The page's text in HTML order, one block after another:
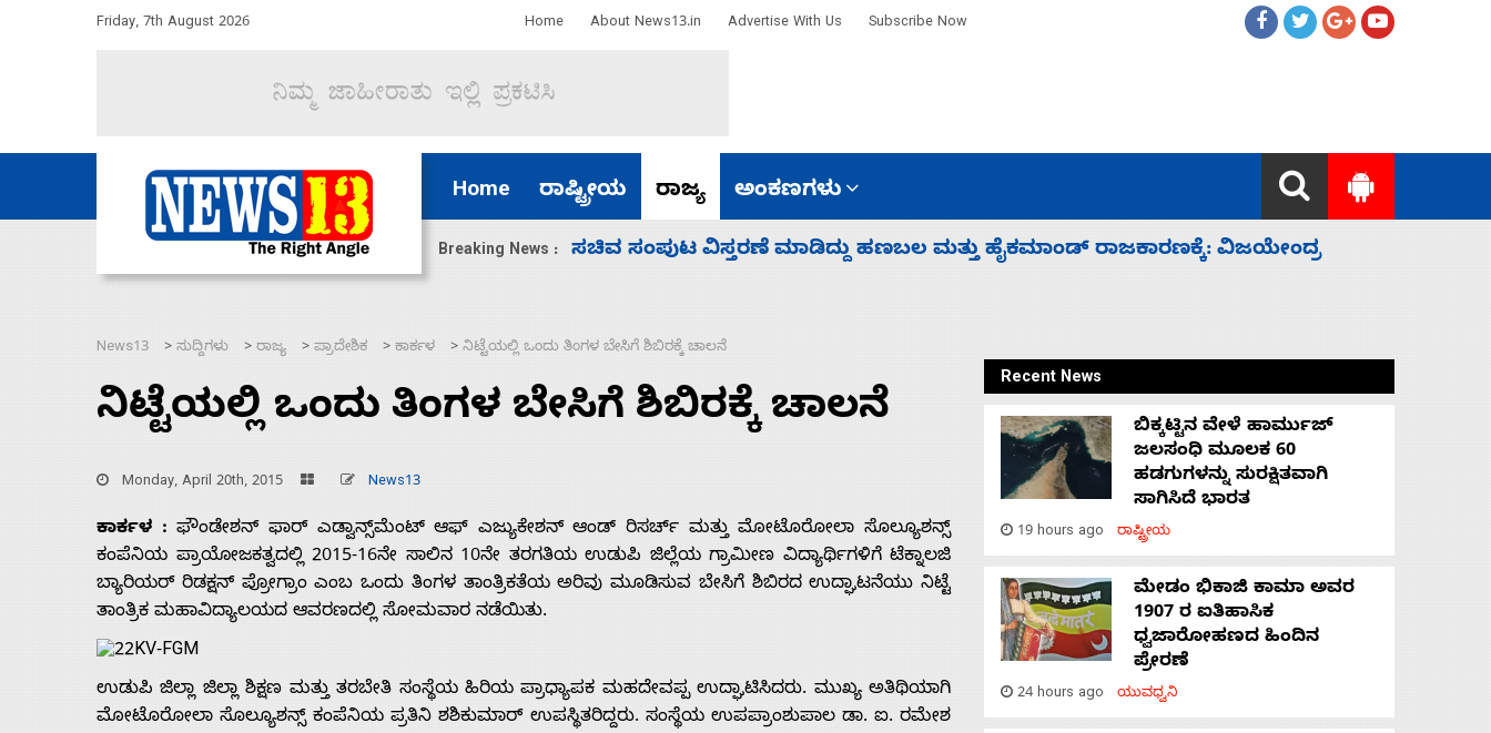
Friday, 7th August 2026 Home About News13.in Advertise With Us Subscribe Now
Home ರಾಷ್ಟ್ರೀಯ ರಾಜ್ಯ ಅಂಕಣಗಳು
Breaking News :
ಹಣಬಲ ಮತ್ತು ಹೈಕಮಾಂಡ್ ರಾಜಕಾರಣಕ್ಕೆ: ವಿಜಯೇಂದ್ರ ‘ಕಳೆದ 3-4 ವರ್ಷಗಳಲ್ಲಿ 40 ಲಷ್ಕರ್ ಸದಸ್ಯರನ್ನು ಸದ್ದಿಲ್ಲದೆ ಮುಗಿಸಿದೆ ಭಾರತ
News13 > ಸುದ್ದಿಗಳು > ರಾಜ್ಯ > ಪ್ರಾದೇಶಿಕ > ಕಾರ್ಕಳ > ನಿಟ್ಟೆಯಲ್ಲಿ ಒಂದು ತಿಂಗಳ ಬೇಸಿಗೆ ಶಿಬಿರಕ್ಕೆ ಚಾಲನೆ
ನಿಟ್ಟೆಯಲ್ಲಿ ಒಂದು ತಿಂಗಳ ಬೇಸಿಗೆ ಶಿಬಿರಕ್ಕೆ ಚಾಲನೆ
Monday, April 20th, 2015 News13
ಕಾರ್ಕಳ : ಫೌಂಡೇಶನ್ ಫಾರ್ ಎಡ್ವಾನ್ಸ್‌ಮೆಂಟ್ ಆಫ್ ಎಜ್ಯುಕೇಶನ್ ಆಂಡ್ ರಿಸರ್ಚ್ ಮತ್ತು ಮೋಟೊರೋಲಾ ಸೊಲ್ಯೂಶನ್ಸ್
ಕಂಪೆನಿಯ ಪ್ರಾಯೋಜಕತ್ವದಲ್ಲಿ 2015-16ನೇ ಸಾಲಿನ 10ನೇ ತರಗತಿಯ ಉಡುಪಿ ಜಿಲ್ಲೆಯ ಗ್ರಾಮೀಣ ವಿದ್ಯಾರ್ಥಿಗಳಿಗೆ ಟೆಕ್ನಾಲಜಿ
ಬ್ಯಾರಿಯರ್ ರಿಡಕ್ಷನ್ ಪ್ರೋಗ್ರಾಂ ಎಂಬ ಒಂದು ತಿಂಗಳ ತಾಂತ್ರಿಕತೆಯ ಅರಿವು ಮೂಡಿಸುವ ಬೇಸಿಗೆ ಶಿಬಿರದ ಉದ್ಘಾಟನೆಯು ನಿಟ್ಟೆ
ತಾಂತ್ರಿಕ ಮಹಾವಿದ್ಯಾಲಯದ ಆವರಣದಲ್ಲಿ ಸೋಮವಾರ ನಡೆಯಿತು.
ಉಡುಪಿ ಜಿಲ್ಲಾ ಜಿಲ್ಲಾ ಶಿಕ್ಷಣ ಮತ್ತು ತರಬೇತಿ ಸಂಸ್ಥೆಯ ಹಿರಿಯ ಪ್ರಾಧ್ಯಾಪಕ ಮಹದೇವಪ್ಪ ಉದ್ಘಾಟಿಸಿದರು. ಮುಖ್ಯ ಅತಿಥಿಯಾಗಿ
ಮೋಟೊರೋಲಾ ಸೊಲ್ಯೂಶನ್ಸ್ ಕಂಪೆನಿಯ ಪ್ರತಿನಿ ಶಶಿಕುಮಾರ್ ಉಪಸ್ಥಿತರಿದ್ದರು. ಸಂಸ್ಥೆಯ ಉಪಪ್ರಾಂಶುಪಾಲ ಡಾ. ಐ. ರಮೇಶ
Recent News
ಬಿಕ್ಕಟ್ಟಿನ ವೇಳೆ ಹಾರ್ಮುಜ್
ಜಲಸಂಧಿ ಮೂಲಕ 60
ಹಡಗುಗಳನ್ನು ಸುರಕ್ಷಿತವಾಗಿ
ಸಾಗಿಸಿದೆ ಭಾರತ
19 hours ago ರಾಷ್ಟ್ರೀಯ
ಮೇಡಂ ಭಿಕಾಜಿ ಕಾಮಾ ಅವರ
1907 ರ ಐತಿಹಾಸಿಕ
ಧ್ವಜಾರೋಹಣದ ಹಿಂದಿನ
ಪ್ರೇರಣೆ
24 hours ago ಯುವಧ್ವನಿ